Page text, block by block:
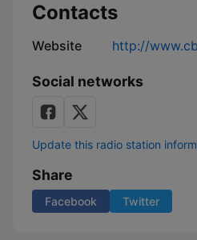
니
다
Contacts
Website http://
Social networks
Update this radio station
Share
Facebook Twitter